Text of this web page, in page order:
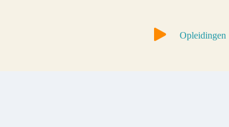
Opleidingen